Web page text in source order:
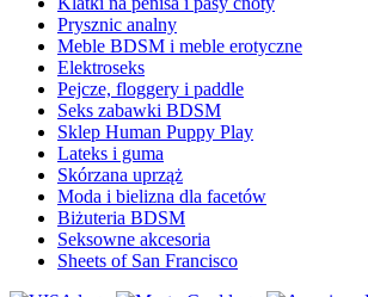
Prysznic analny
Meble BDSM i meble erotyczne
Elektroseks
Pejcze, floggery i paddle
Seks zabawki BDSM
Sklep Human Puppy Play
Lateks i guma
Skórzana uprząż
Moda i bielizna dla facetów
Biżuteria BDSM
Seksowne akcesoria
Sheets of San Francisco